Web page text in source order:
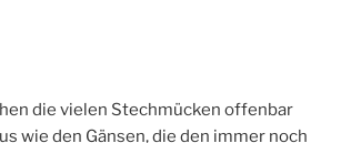
die vielen Stechmücken offenbar
wie den Gänsen, die den immer noch